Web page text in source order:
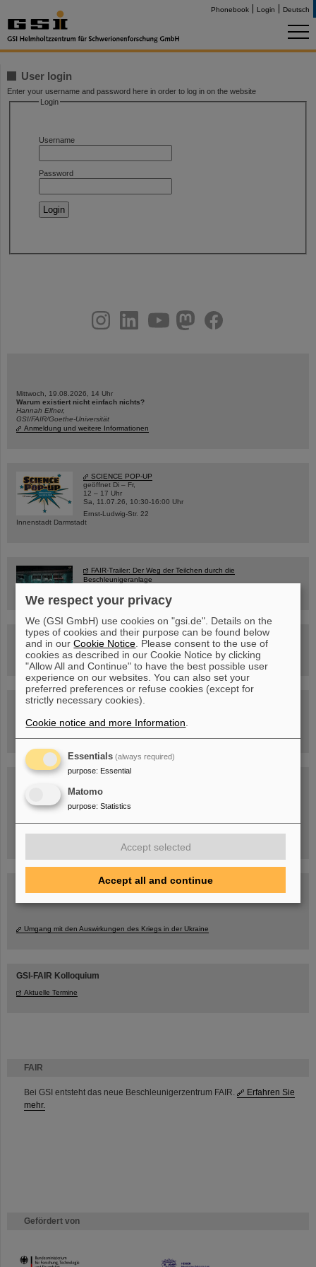
Phonebook Login Deutsch
FAIR
Bei GSI entsteht das neue Beschleunigerzentrum FAIR.
Erfahren Sie
mehr.
Gefördert von
HMWK
User login
Enter your username and password here in order to log in on the website
Login
Username
Password
youtubehelmholtz.socialfacebook
Mittwoch, 19.08.2026, 14 Uhr
Warum existiert nicht einfach nichts?
Hannah Elfner,
GSI/FAIR/Goethe-Universität
Anmeldung und weitere Informationen
SCIENCE POP-UP
geöffnet Di – Fr,
12 – 17 Uhr
Sa, 11.07.26, 10:30-16:00 Uhr
Ernst-Ludwig-Str. 22
Innenstadt Darmstadt
FAIR-Trailer: Der Weg der Teilchen durch die
Beschleunigeranlage
Rundflug über die FAIR-Baustelle
Besichtigung von GSI/FAIR –
Menschen
Umgang mit den Auswirkungen des Kriegs in der Ukraine
GSI-FAIR Kolloquium
Aktuelle Termine
We respect your privacy
We (GSI GmbH) use cookies on "gsi.de". Details on the
types of cookies and their purpose can be found below
and in ourCookie Notice . Please consent to the use of
cookies as described in our Cookie Notice by clicking
"Allow All and Continue" to have the best possible user
experience on our websites. You can also set your
preferred preferences or refuse cookies (except for
strictly necessary cookies).
Cookie notice and more Information
Essentials (always required)
purpose: Essential
Matomo
purpose: Statistics
Accept selected
Accept all and continue